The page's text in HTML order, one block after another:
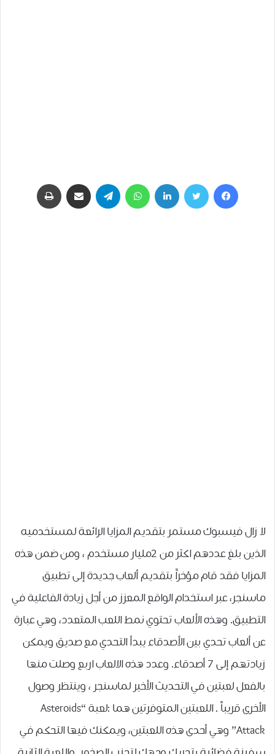
فيسبوك تويتر لينكدإن واتساب تيلقرام مشاركة عبر البريد
لا زال فيسبوك مستمر بتقديم المزايا الرائعة لمستخدميه
الذين بلغ عددهم اكثر من 2مليار مستخدم ، ومن ضمن هذه
المزايا فقد قام مؤخراً بتقديم ألعاب جديدة إلى تطبيق
ماسنجر، عبر استخدام الواقع المعزز من أجل زيادة الفاعلية في
التطبيق. وهذه الألعاب تحتوي نمط اللعب المتعدد، وهي عبارة
عن ألعاب تحدي بين الأصدقاء يبدأ التحدي مع صديق ويمكن
زيادتهم إلى 7 أصدقاء. وعدد هذه الالعاب اربع وصلت منها
بالفعل لعبتين في التحديث الأخير لماسنجر ، وينتظر وصول
الأخرى قريباً . اللعبتين المتوفرتين هما :لعبة “Asteroids
Attack” وهي أحدى هذه اللعبتين، ويمكنك فيها التحكم في